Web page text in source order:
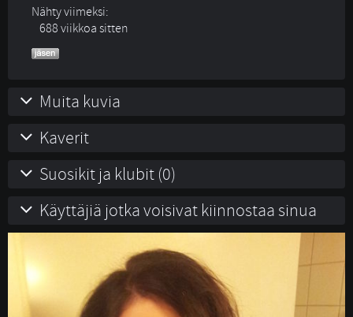
Nähty viimeksi:
688 viikkoa sitten
Muita kuvia
Kaverit
Suosikit ja klubit (0)
Käyttäjiä jotka voisivat kiinnostaa sinua